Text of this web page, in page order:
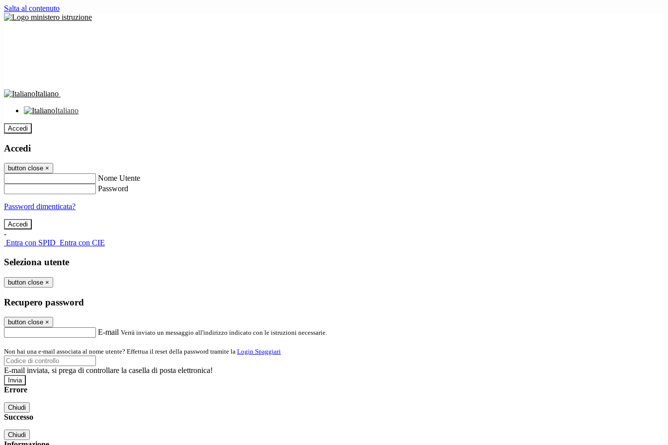
Salta al contenuto
Italiano
Italiano
Accedi
Accedi
button close ×
Nome Utente
Password
Password dimenticata?
-
Entra con SPID Entra con CIE
Seleziona utente
button close ×
Recupero password
button close ×
E-mail Verrà inviato un messaggio all'indirizzo indicato con le istruzioni necessarie.
Non hai una e-mail associata al nome utente? Effettua il reset della password tramite la Login Spaggiari
E-mail inviata, si prega di controllare la casella di posta elettronica!
Errore
Chiudi
Successo
Chiudi